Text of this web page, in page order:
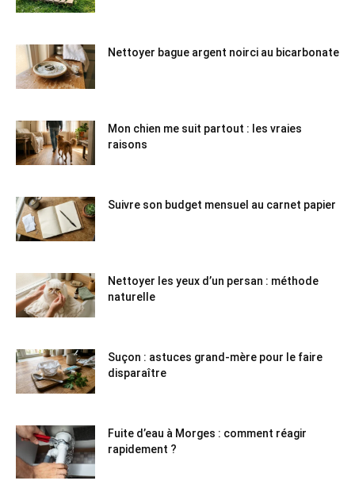
Nettoyer bague argent noirci au bicarbonate
Mon chien me suit partout : les vraies
raisons
Suivre son budget mensuel au carnet papier
Nettoyer les yeux d’un persan : méthode
naturelle
Suçon : astuces grand-mère pour le faire
disparaître
Fuite d’eau à Morges : comment réagir
rapidement ?